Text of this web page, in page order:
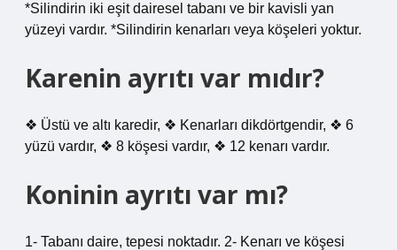
*Silindirin iki eşit dairesel tabanı ve bir kavisli yan
yüzeyi vardır. *Silindirin kenarları veya köşeleri yoktur.
Karenin ayrıtı var mıdır?
❖ Üstü ve altı karedir, ❖ Kenarları dikdörtgendir, ❖ 6
yüzü vardır, ❖ 8 köşesi vardır, ❖ 12 kenarı vardır.
Koninin ayrıtı var mı?
1- Tabanı daire, tepesi noktadır. 2- Kenarı ve köşesi